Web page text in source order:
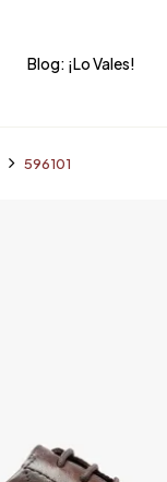
Blog: ¡Lo Vales!
596101